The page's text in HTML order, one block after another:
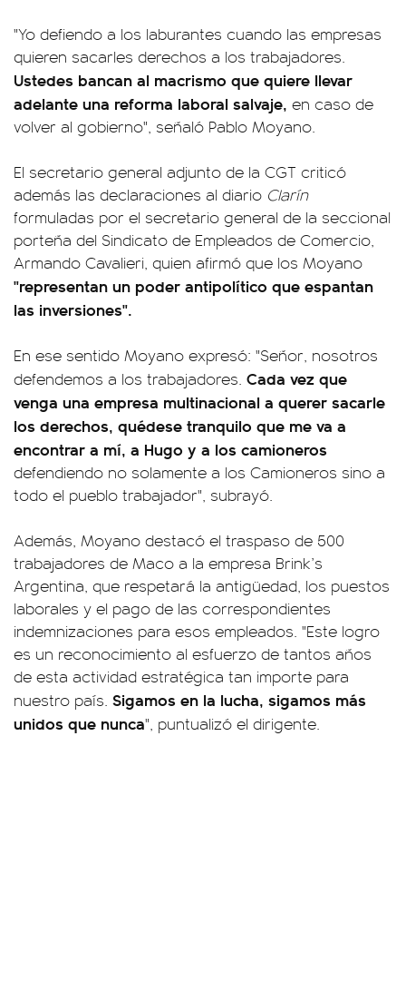
"Yo defiendo a los laburantes cuando las empresas
quieren sacarles derechos a los trabajadores.
Ustedes bancan al macrismo que quiere llevar
adelante una reforma laboral salvaje, en caso de
volver al gobierno", señaló Pablo Moyano.
El secretario general adjunto de la CGT criticó
además las declaraciones al diario Clarín
formuladas por el secretario general de la seccional
porteña del Sindicato de Empleados de Comercio,
Armando Cavalieri, quien afirmó que los Moyano
"representan un poder antipolítico que espantan
las inversiones".
En ese sentido Moyano expresó: "Señor, nosotros
defendemos a los trabajadores. Cada vez que
venga una empresa multinacional a querer sacarle
los derechos, quédese tranquilo que me va a
encontrar a mí, a Hugo y a los camioneros
defendiendo no solamente a los Camioneros sino a
todo el pueblo trabajador", subrayó.
Además, Moyano destacó el traspaso de 500
trabajadores de Maco a la empresa Brink’s
Argentina, que respetará la antigüedad, los puestos
laborales y el pago de las correspondientes
indemnizaciones para esos empleados. "Este logro
es un reconocimiento al esfuerzo de tantos años
de esta actividad estratégica tan importe para
nuestro país. Sigamos en la lucha, sigamos más
unidos que nunca", puntualizó el dirigente.